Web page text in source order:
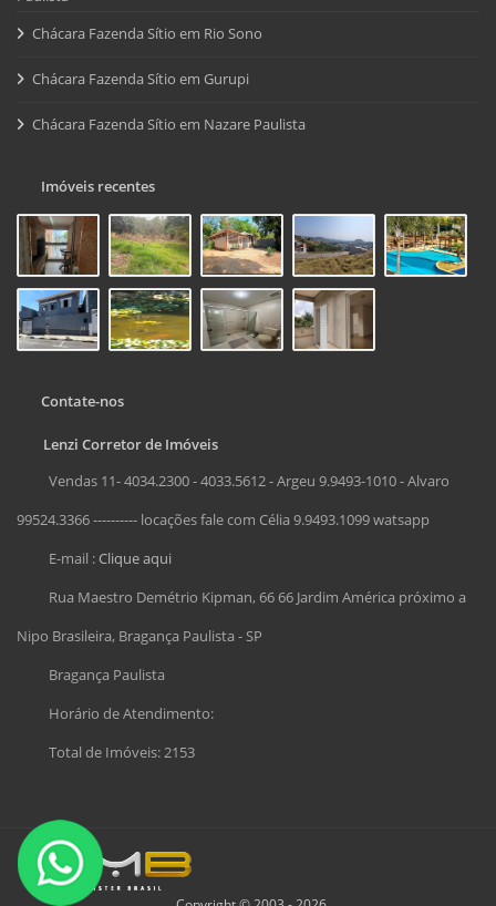
Chácara Fazenda Sítio em Rio Sono
Chácara Fazenda Sítio em Gurupi
Chácara Fazenda Sítio em Nazare Paulista
Imóveis recentes
Contate-nos
Lenzi Corretor de Imóveis
Vendas 11- 4034.2300 - 4033.5612 - Argeu 9.9493-1010 - Alvaro
99524.3366 ---------- locações fale com Célia 9.9493.1099 watsapp
E-mail :Clique aqui
Rua Maestro Demétrio Kipman, 66 66 Jardim América próximo a
Nipo Brasileira, Bragança Paulista - SP
Bragança Paulista
Horário de Atendimento:
Total de Imóveis: 2153